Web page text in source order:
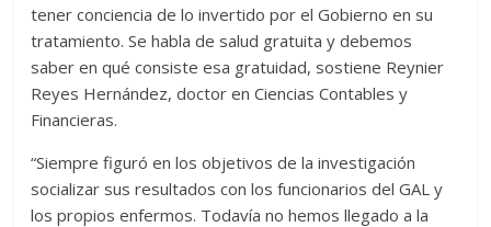
tener conciencia de lo invertido por el Gobierno en su
tratamiento. Se habla de salud gratuita y debemos
saber en qué consiste esa gratuidad, sostiene Reynier
Reyes Hernández, doctor en Ciencias Contables y
Financieras.
“Siempre figuró en los objetivos de la investigación
socializar sus resultados con los funcionarios del GAL y
los propios enfermos. Todavía no hemos llegado a la